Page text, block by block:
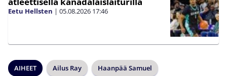
Eetu Hellsten | 05.08.2026 17:46
AIHEET Ailus Ray Haanpää Samuel